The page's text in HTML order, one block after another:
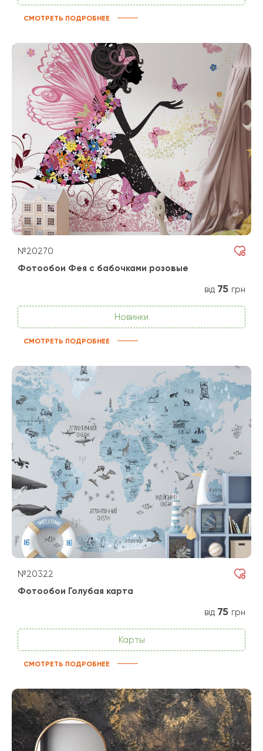
СМОТРЕТЬ ПОДРОБНЕЕ
№20270
Фотообои Фея с бабочками розовые
від 75 грн
Новинки
СМОТРЕТЬ ПОДРОБНЕЕ
№20322
Фотообои Голубая карта
від 75 грн
Карты
СМОТРЕТЬ ПОДРОБНЕЕ